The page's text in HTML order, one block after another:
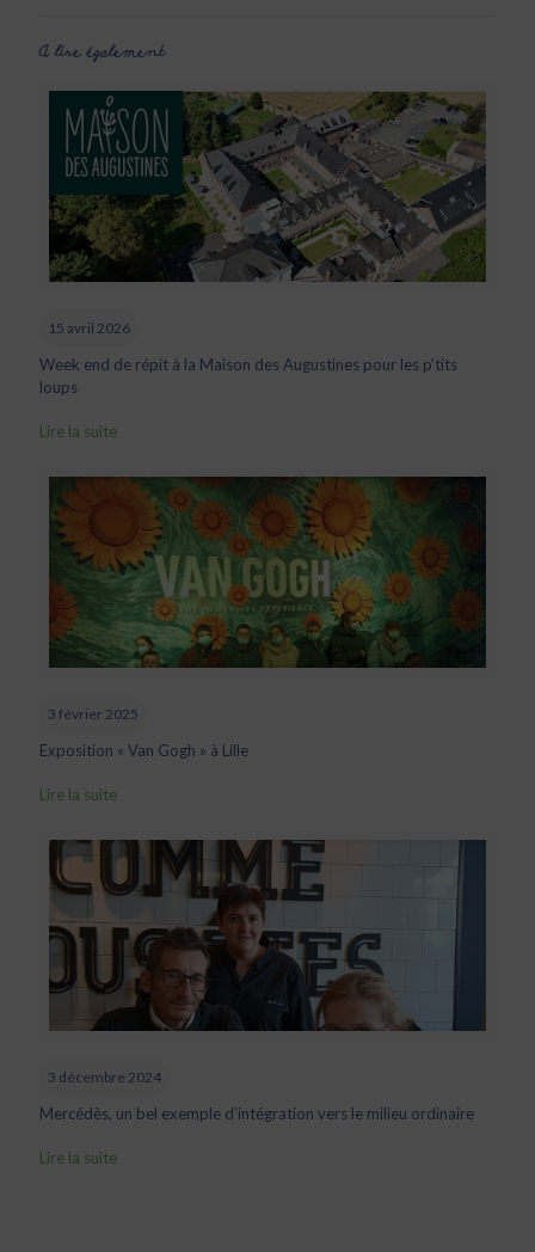
A lire également
15 avril 2026
Week end de répit à la Maison des Augustines pour les p’tits
loups
Lire la suite
3 février 2025
Exposition « Van Gogh » à Lille
Lire la suite
3 décembre 2024
Mercédès, un bel exemple d’intégration vers le milieu ordinaire
Lire la suite